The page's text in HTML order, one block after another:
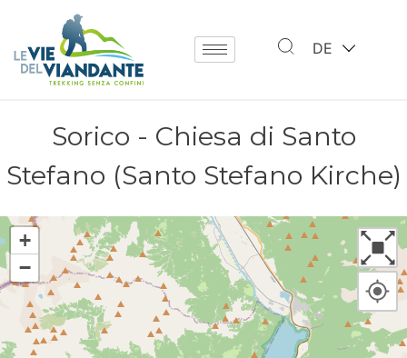
DE
Sorico - Chiesa di Santo
Stefano (Santo Stefano Kirche)
+
−